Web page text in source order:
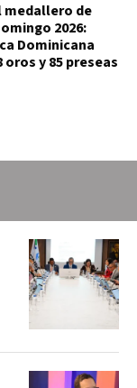
medallero de
2026:
Dominicana
oros y 85 preseas